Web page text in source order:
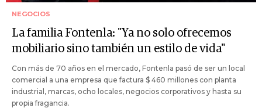
NEGOCIOS
La familia Fontenla: "Ya no solo ofrecemos
mobiliario sino también un estilo de vida"
Con más de 70 años en el mercado, Fontenla pasó de ser un local
comercial a una empresa que factura $ 460 millones con planta
industrial, marcas, ocho locales, negocios corporativos y hasta su
propia fragancia.